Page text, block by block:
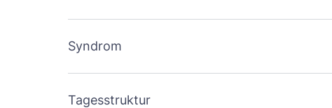
Syndrom
Tagesstruktur